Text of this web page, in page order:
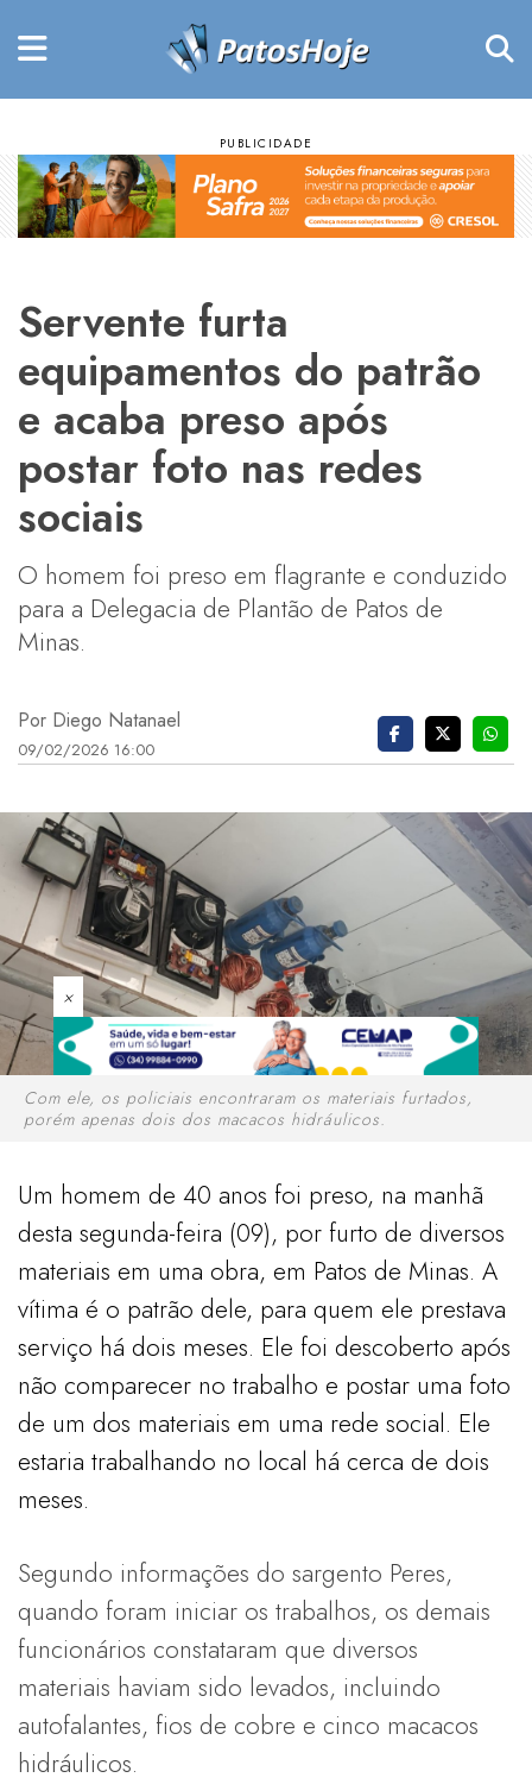
Servente furta
equipamentos do patrão
e acaba preso após
postar foto nas redes
sociais
O homem foi preso em flagrante e conduzido
para a Delegacia de Plantão de Patos de
Minas.
Por Diego Natanael
09/02/2026 16:00
×
Com ele, os policiais encontraram os materiais furtados,
porém apenas dois dos macacos hidráulicos.
Um homem de 40 anos foi preso, na manhã
desta segunda-feira (09), por furto de diversos
materiais em uma obra, em Patos de Minas. A
vítima é o patrão dele, para quem ele prestava
serviço há dois meses. Ele foi descoberto após
não comparecer no trabalho e postar uma foto
de um dos materiais em uma rede social. Ele
estaria trabalhando no local há cerca de dois
meses.
Segundo informações do sargento Peres,
quando foram iniciar os trabalhos, os demais
funcionários constataram que diversos
materiais haviam sido levados, incluindo
autofalantes, fios de cobre e cinco macacos
hidráulicos.